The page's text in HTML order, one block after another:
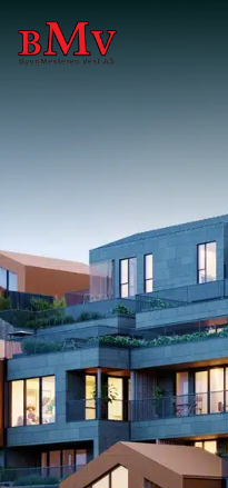
Main